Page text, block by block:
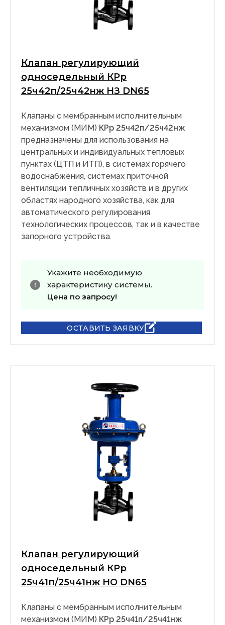
Клапан регулирующий
односедельный КРр
25ч42п/25ч42нж НЗ DN65
Клапаны с мембранным исполнительным
механизмом (МИМ) КРр 25ч42п/25ч42нж
предназначены для использования на
центральных и индивидуальных тепловых
пунктах (ЦТП и ИТП), в системах горячего
водоснабжения, системах приточной
вентиляции тепличных хозяйств и в других
областях народного хозяйства, как для
автоматического регулирования
технологических процессов, так и в качестве
запорного устройства.
Укажите необходимую
характеристику системы.
Цена по запросу!
ОСТАВИТЬ ЗАЯВКУ
Клапан регулирующий
односедельный КРр
25ч41п/25ч41нж НО DN65
Клапаны с мембранным исполнительным
механизмом (МИМ) КРр 25ч41п/25ч41нж